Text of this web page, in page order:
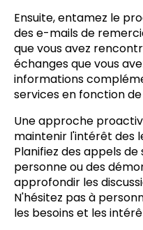
Ensuite, entamez le
des e-mails de
que vous avez
échanges que vous
informations
services en fonction
Une approche
maintenir l'intérêt des
Planifiez des appels de
personne ou des
approfondir les
N'hésitez pas à
les besoins et les